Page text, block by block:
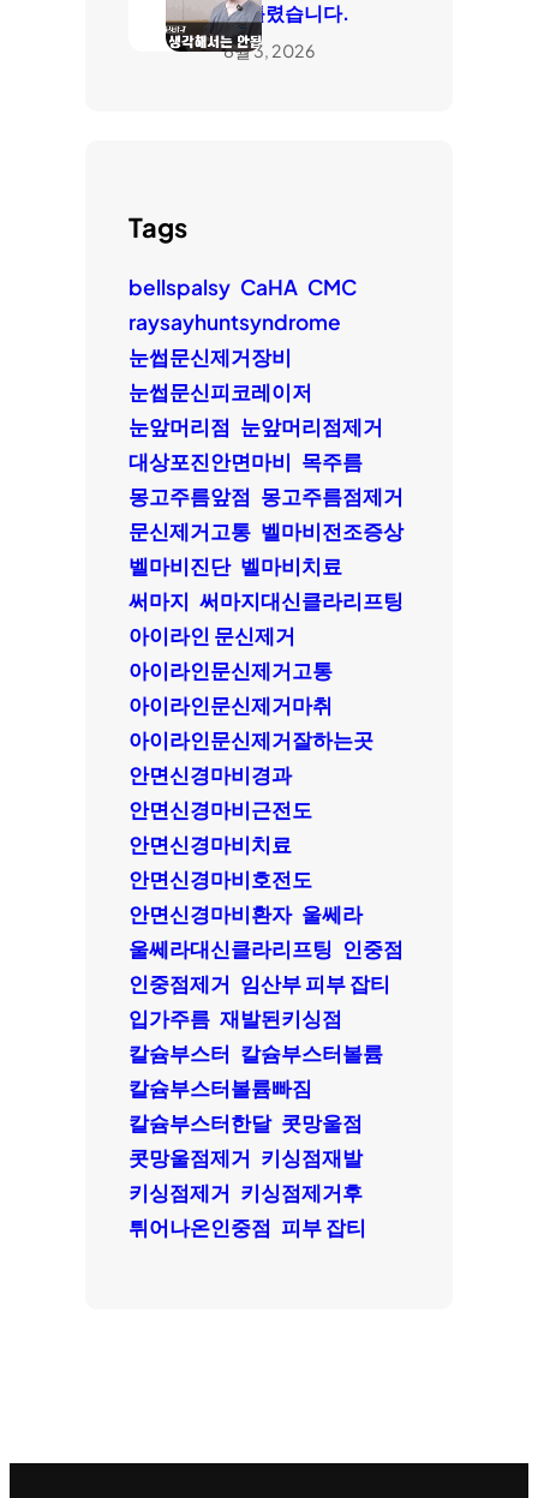
은 틀렸습니다.
8월 3, 2026
Tags
bellspalsy CaHA CMC
raysayhuntsyndrome
눈썹문신제거장비
눈썹문신피코레이저
눈앞머리점 눈앞머리점제거
대상포진안면마비 목주름
몽고주름앞점 몽고주름점제거
문신제거고통 벨마비전조증상
벨마비진단 벨마비치료
써마지 써마지대신클라리프팅
아이라인 문신제거
아이라인문신제거고통
아이라인문신제거마취
아이라인문신제거잘하는곳
안면신경마비경과
안면신경마비근전도
안면신경마비치료
안면신경마비호전도
안면신경마비환자 울쎄라
울쎄라대신클라리프팅 인중점
인중점제거 임산부 피부 잡티
입가주름 재발된키싱점
칼슘부스터 칼슘부스터볼륨
칼슘부스터볼륨빠짐
칼슘부스터한달 콧망울점
콧망울점제거 키싱점재발
키싱점제거 키싱점제거후
튀어나온인중점 피부 잡티